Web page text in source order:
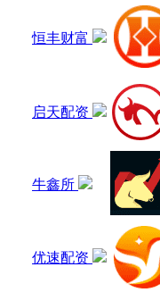
恒丰财富
启天配资
牛鑫所
优速配资